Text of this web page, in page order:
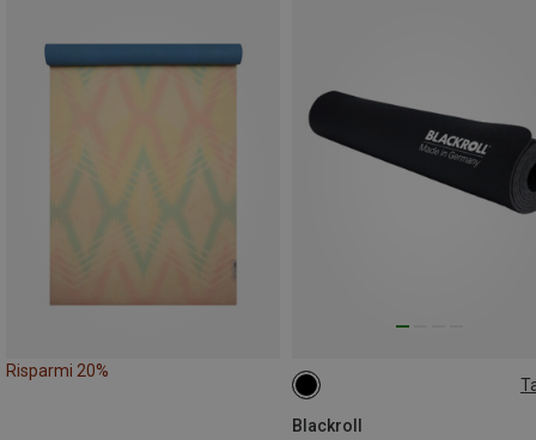
Risparmi 20%
Blackroll
65 X 185 X 0.5CM